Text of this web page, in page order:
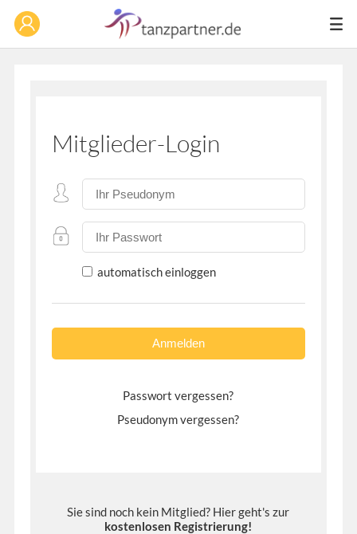
Mitglieder-Login
automatisch einloggen
Passwort vergessen?
Pseudonym vergessen?
Sie sind noch kein Mitglied? Hier geht's zur
kostenlosen Registrierung!